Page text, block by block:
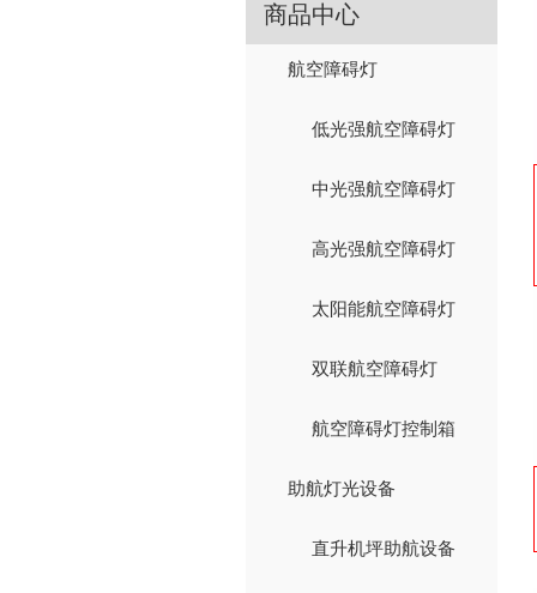
商品中心
航空障碍灯
低光强航空障碍灯
中光强航空障碍灯
高光强航空障碍灯
太阳能航空障碍灯
双联航空障碍灯
航空障碍灯控制箱
助航灯光设备
直升机坪助航设备